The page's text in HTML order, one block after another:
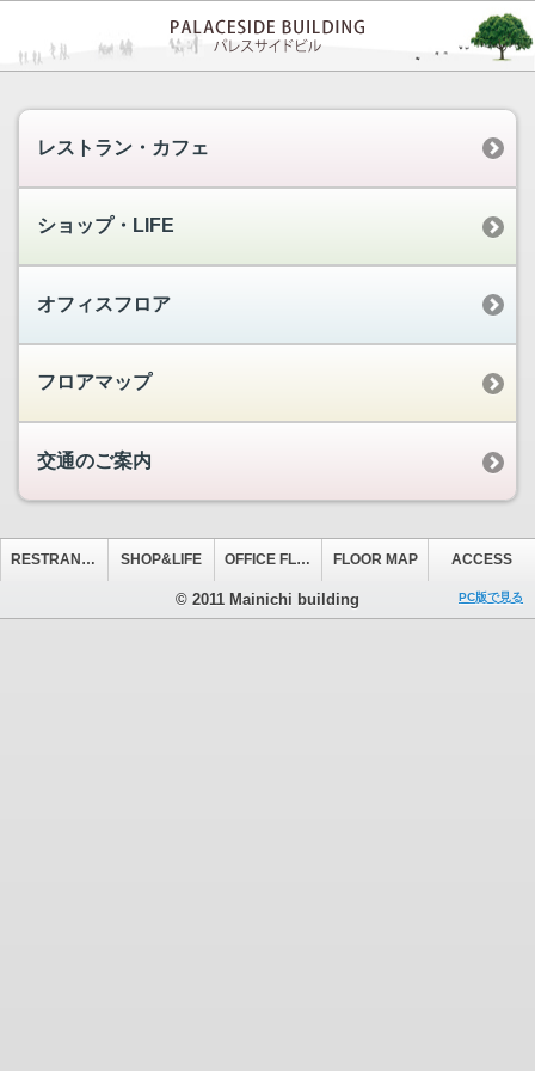
レストラン・カフェ
ショップ・LIFE
オフィスフロア
フロアマップ
交通のご案内
RESTRANT&CAFE SHOP&LIFE OFFICE FLOOR FLOOR MAP ACCESS
© 2011 Mainichi building PC版で見る